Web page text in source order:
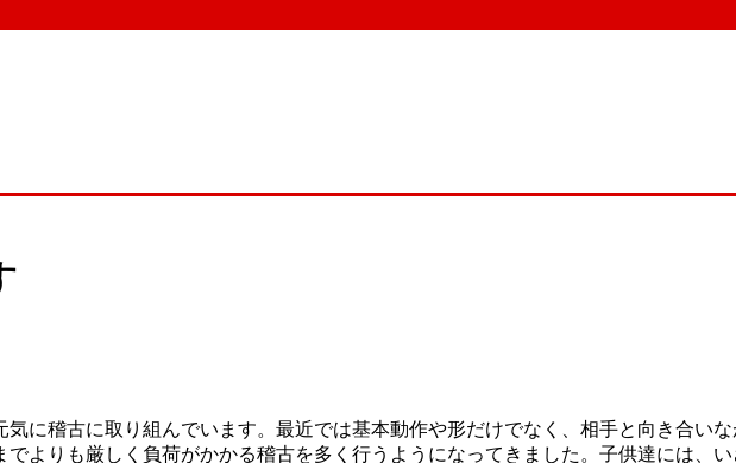
に稽古に取り組んでいます。最近では基本動作や形だけでなく、相手と向き合いな
よりも厳しく負荷がかかる稽古を多く行うようになってきました。子供達には、